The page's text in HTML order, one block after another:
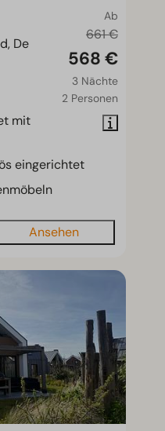
Ab
661 €
568 €
3 Nächte
2 Personen
De
mit
eingerichtet
Ansehen